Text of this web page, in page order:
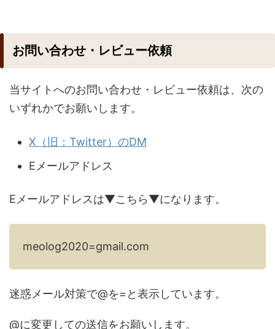
お問い合わせ・レビュー依頼
当サイトへのお問い合わせ・レビュー依頼は、次の
いずれかでお願いします。
X（旧：Twitter）のDM
Eメールアドレス
Eメールアドレスは▼こちら▼になります。
meolog2020=gmail.com
迷惑メール対策で@を=と表示しています。
@に変更しての送信をお願いします。